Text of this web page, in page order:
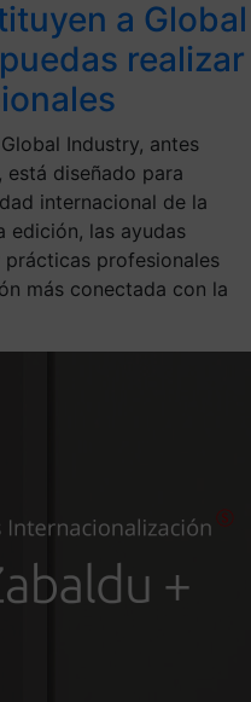
a Global
realizar
Industry, antes
diseñado para
internacional de la
edición, las ayudas
profesionales
más conectada con la